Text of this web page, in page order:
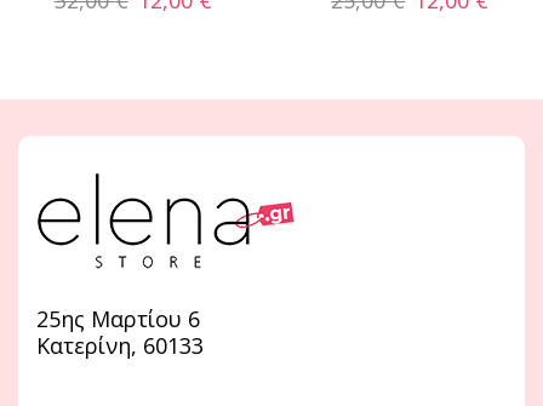
25ης Μαρτίου 6
Κατερίνη, 60133